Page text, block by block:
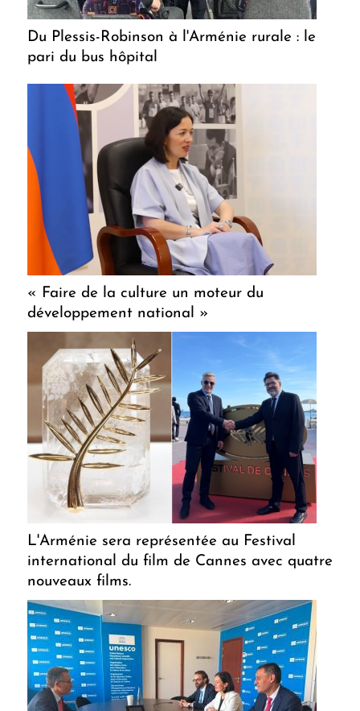
Du Plessis-Robinson à l'Arménie rurale : le
pari du bus hôpital
« Faire de la culture un moteur du
développement national »
L'Arménie sera représentée au Festival
international du film de Cannes avec quatre
nouveaux films.